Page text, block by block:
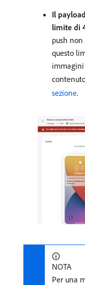
Il
limite di
push non
questo
immagini
sezione.
NOTA
Per una